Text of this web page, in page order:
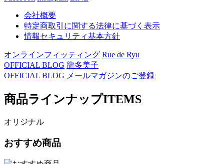
会社概要
特定商取引に関する法律に基づく表示
情報セキュリティ基本方針
オンラインフィッティング Rue de Ryu
OFFICIAL BLOG 龍多美子
OFFICIAL BLOG メールマガジンのご登録
商品ラインナップITEMS
オリジナル
おすすめ商品